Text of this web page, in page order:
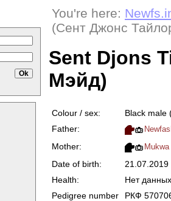
You're here:
(Сент Джонс
Sent Djons
Мэйд)
Colour / sex:
Black male
Father:
Mother:
Date of birth:
21.07.2019
Health:
Нет данных
Pedigree number
РКФ